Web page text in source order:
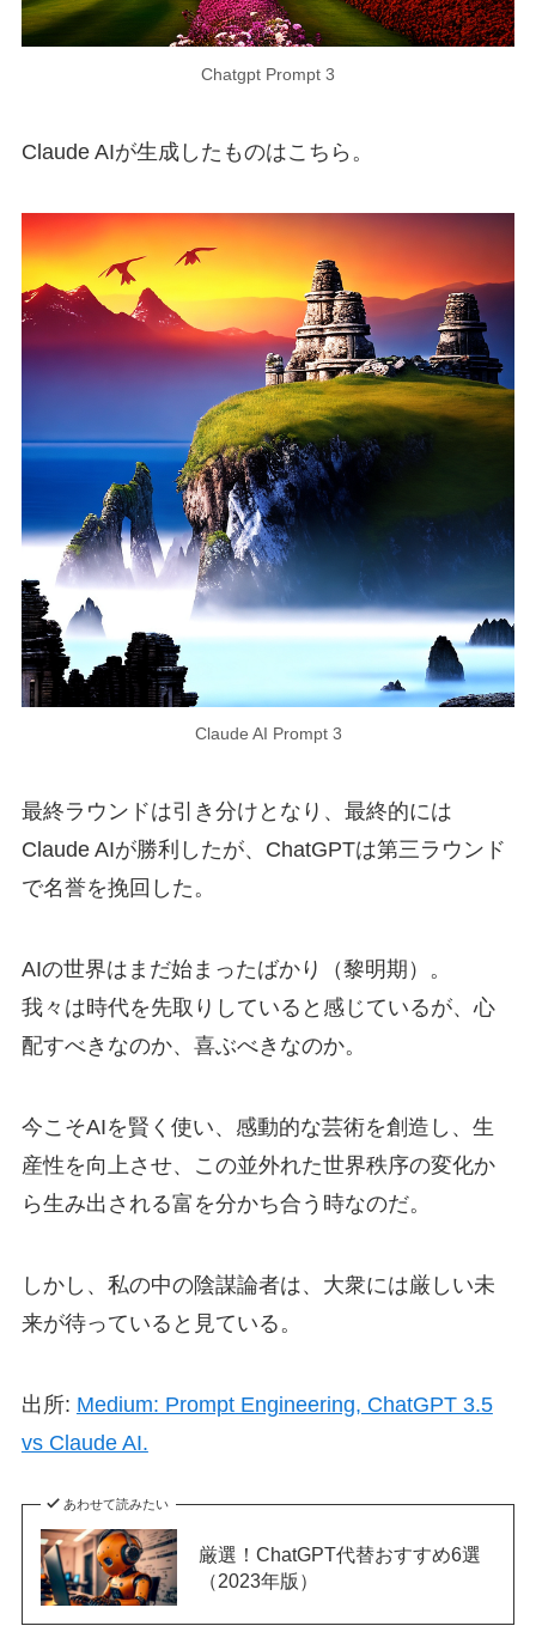
Chatgpt Prompt 3
Claude AIが生成したものはこちら。
Claude AI Prompt 3
最終ラウンドは引き分けとなり、最終的には
Claude AIが勝利したが、ChatGPTは第三ラウンド
で名誉を挽回した。
AIの世界はまだ始まったばかり（黎明期）。
我々は時代を先取りしていると感じているが、心
配すべきなのか、喜ぶべきなのか。
今こそAIを賢く使い、感動的な芸術を創造し、生
産性を向上させ、この並外れた世界秩序の変化か
ら生み出される富を分かち合う時なのだ。
しかし、私の中の陰謀論者は、大衆には厳しい未
来が待っていると見ている。
出所: Medium: Prompt Engineering, ChatGPT 3.5
vs Claude AI.
あわせて読みたい
厳選！ChatGPT代替おすすめ6選
（2023年版）